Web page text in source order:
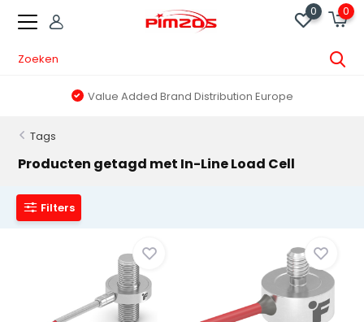
0 0
Value Added Brand Distribution Europe
Tags
Producten getagd met In-Line Load Cell
Filters